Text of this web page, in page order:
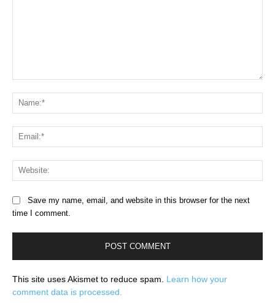
Save my name, email, and website in this browser for the next
time I comment.
This site uses Akismet to reduce spam. Learn how your
comment data is processed.